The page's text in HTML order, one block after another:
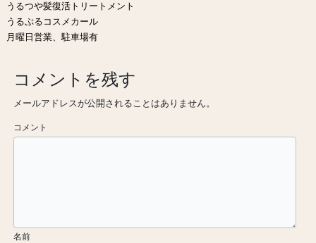
うるつや髪復活トリートメント
うるぷるコスメカール
月曜日営業、駐車場有
コメントを残す
メールアドレスが公開されることはありません。
コメント
名前